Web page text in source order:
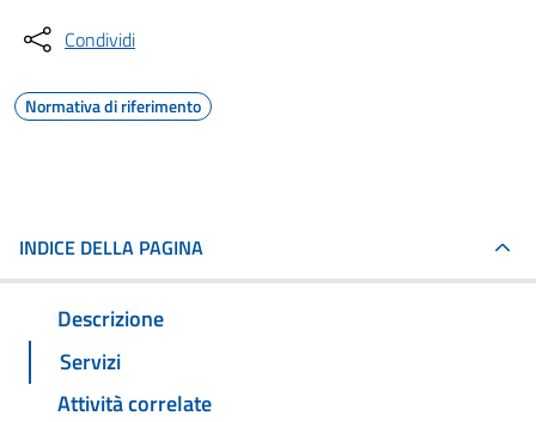
Condividi
Normativa di riferimento
INDICE DELLA PAGINA
Descrizione
Servizi
Attività correlate